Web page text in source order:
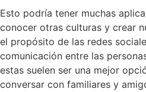
Esto podría tener muchas
conocer otras culturas y crear
el propósito de las redes
comunicación entre las
estas suelen ser una mejor
conversar con familiares y